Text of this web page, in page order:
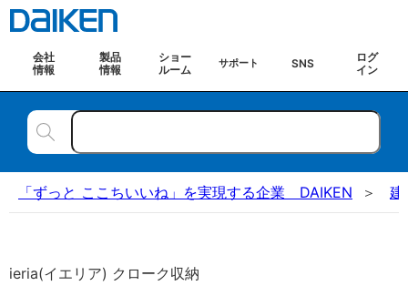
会社
情報
製品
情報
ショー
ルーム
サポート SNS
ログ
イン
「ずっと ここちいいね」を実現する企業 DAIKEN 建
ieria(イエリア) クローク収納